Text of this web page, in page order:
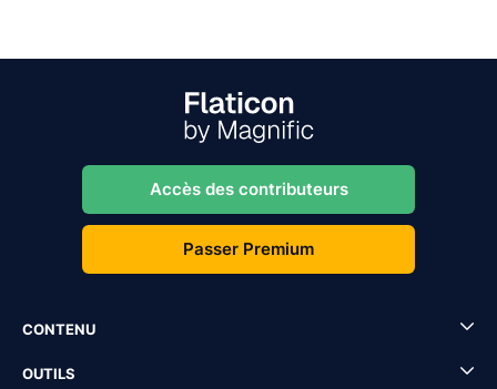
Accès des contributeurs
Passer Premium
CONTENU
OUTILS